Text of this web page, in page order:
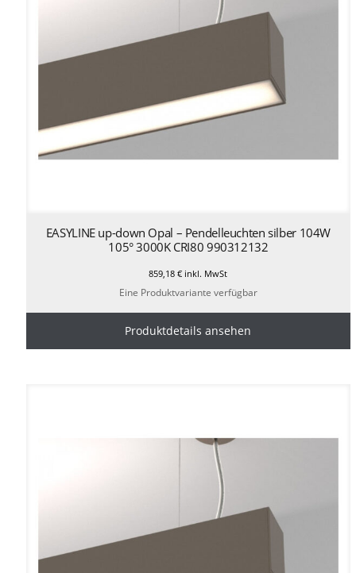
EASYLINE up-down Opal – Pendelleuchten silber 104W
105° 3000K CRI80 990312132
859,18€ inkl. MwSt
Eine Produktvariante verfügbar
Produktdetails ansehen